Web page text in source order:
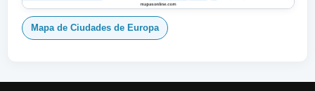
Mapa de Ciudades de Europa